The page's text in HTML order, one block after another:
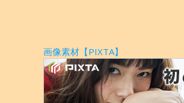
画像素材【PIXTA】